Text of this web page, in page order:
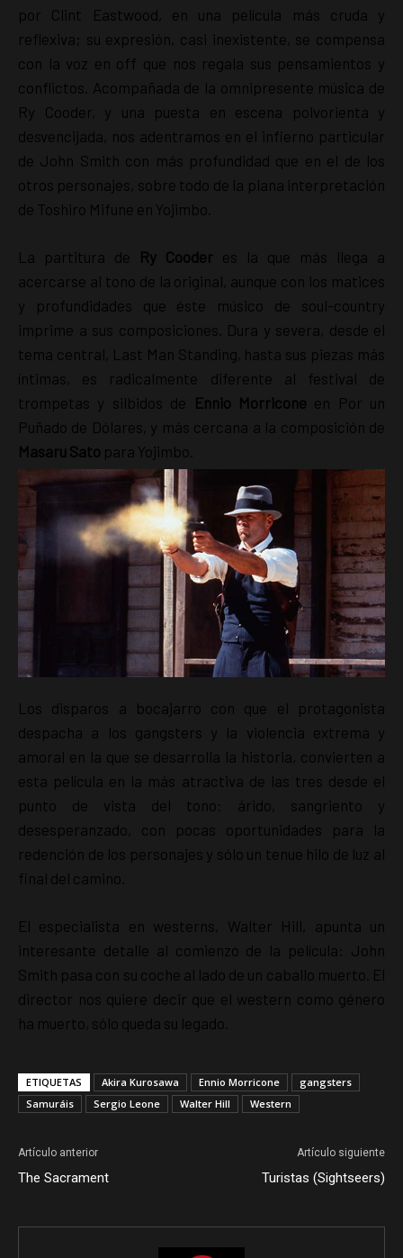
por Clint Eastwood, en una película más cruda y
reflexiva; su expresión, casi inexistente, se compensa
con la voz en off que nos regala sus pensamientos y
conflictos. Acompañada de la omnipresente música de
Ry Cooder, y una puesta en escena polvorienta y
desvencijada, nos adentramos en el infierno particular
de John Smith con más profundidad que en el de los
otros personajes, sobre todo de la plana interpretación
de Toshiro Mifune en Yojimbo.
La partitura de Ry Cooder es la que más llega a
acercarse al tono de la original, aunque con los matices
y profundidades que éste músico de soul-country
imprime a sus composiciones. Dura y severa, desde el
tema central, Last Man Standing, hasta sus piezas más
íntimas, es radicalmente diferente al festival de
trompetas y silbidos de Ennio Morricone en Por un
Puñado de Dólares, y más cercana a la composición de
Masaru Sato para Yojimbo.
Los disparos a bocajarro con que el protagonista
despacha a los gangsters y la violencia extrema y
amoral en la que se desarrolla la historia, convierten a
esta película en la más atractiva de las tres desde el
punto de vista del tono: árido, sangriento y
desesperanzado, con pocas oportunidades para la
redención de los personajes y sólo un tenue hilo de luz al
final del camino.
El especialista en westerns, Walter Hill, apunta un
interesante detalle al comienzo de la película: John
Smith pasa con su coche al lado de un caballo muerto. El
director nos quiere decir que el western como género
ha muerto, sólo queda su legado.
ETIQUETAS Akira Kurosawa Ennio Morricone
gangsters
Samuráis
Sergio Leone Walter Hill Western
Artículo anterior
The Sacrament
Artículo siguiente
Turistas (Sightseers)